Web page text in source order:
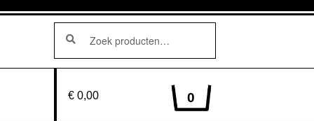
Zoeken
naar:
€ 0,00 0